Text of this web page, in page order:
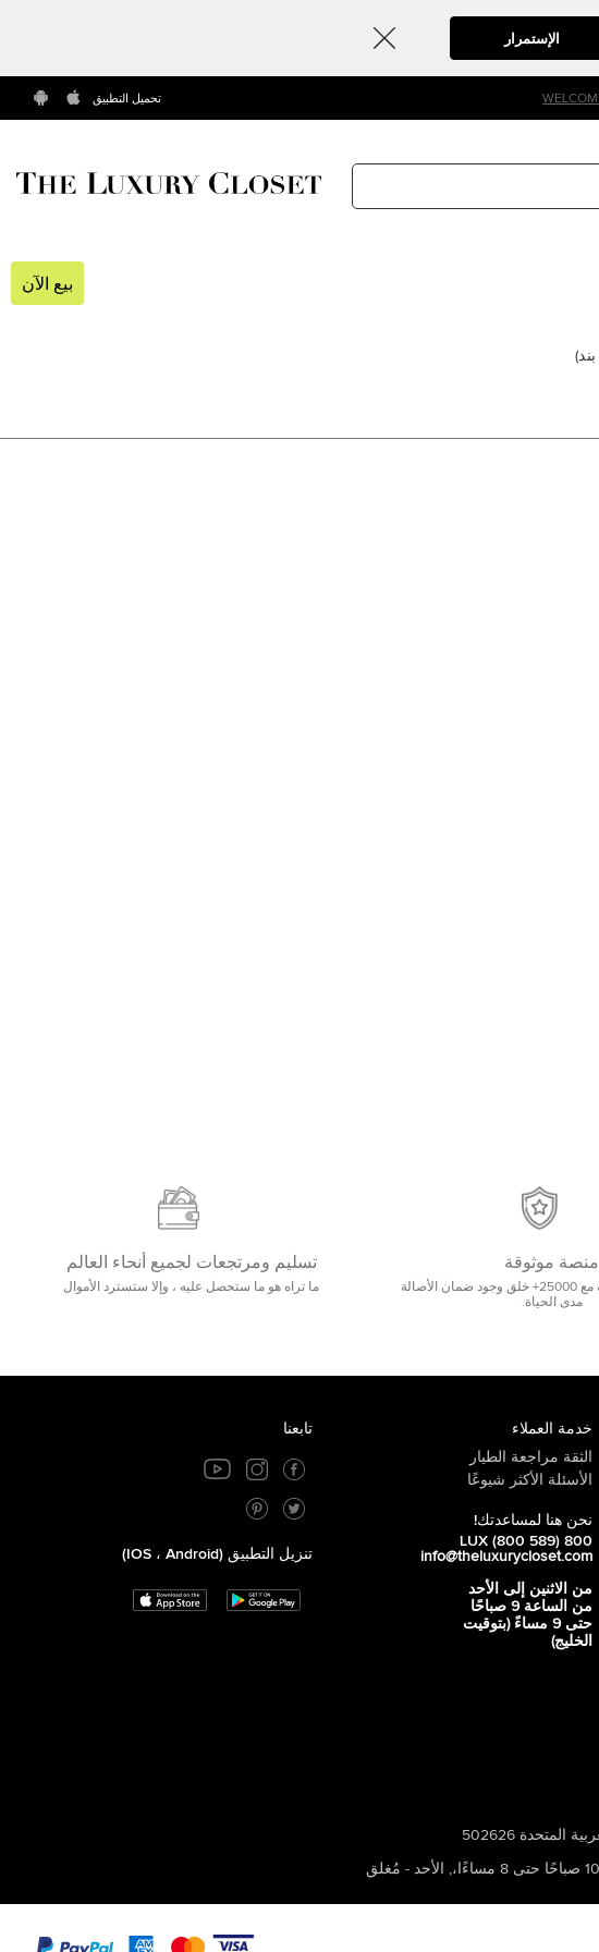
الإستمرار
تحميل التطبيق
بيع الآن
بند)
منصة موثوقة
صفيحة موثوقة وآمنة مع 25000+ خلق وجود ضمان الأصالة
مدى الحياة.
تسليم ومرتجعات لجميع أنحاء العالم
ما تراه هو ما ستحصل عليه ، وإلا ستسترد الأموال
خدمة العملاء
الثقة مراجعة الطيار
الأسئلة الأكثر شيوعًا
نحن هنا لمساعدتك!
800 LUX (800 589)
info@theluxurycloset.com
من الاثنين إلى الأحد
من الساعة 9 صباحًا
حتى 9 مساءً (بتوقيت
الخليج)
تابعنا
تنزيل التطبيق (iOS ، Android)
, الأحد - مُغلق